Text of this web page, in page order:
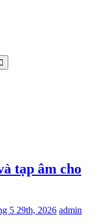
tạp âm cho
5 29th, 2026 admin